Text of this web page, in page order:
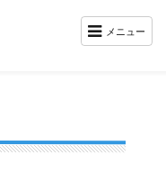
メニュー